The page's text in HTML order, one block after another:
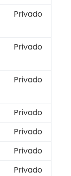
Privado
Privado
Privado
Privado
Privado
Privado
Privado